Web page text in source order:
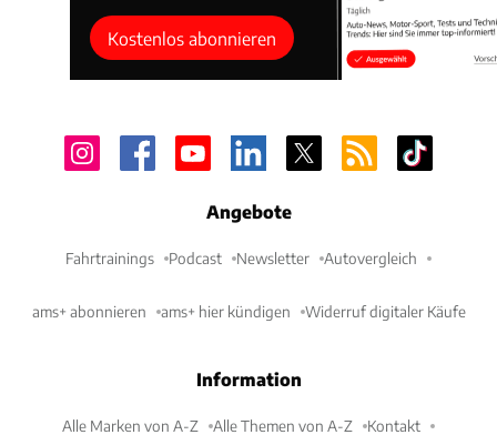
Kostenlos abonnieren
Angebote
Fahrtrainings Podcast Newsletter Autovergleich
ams+ abonnieren ams+ hier kündigen Widerruf digitaler Käufe
Information
Alle Marken von A-Z Alle Themen von A-Z Kontakt